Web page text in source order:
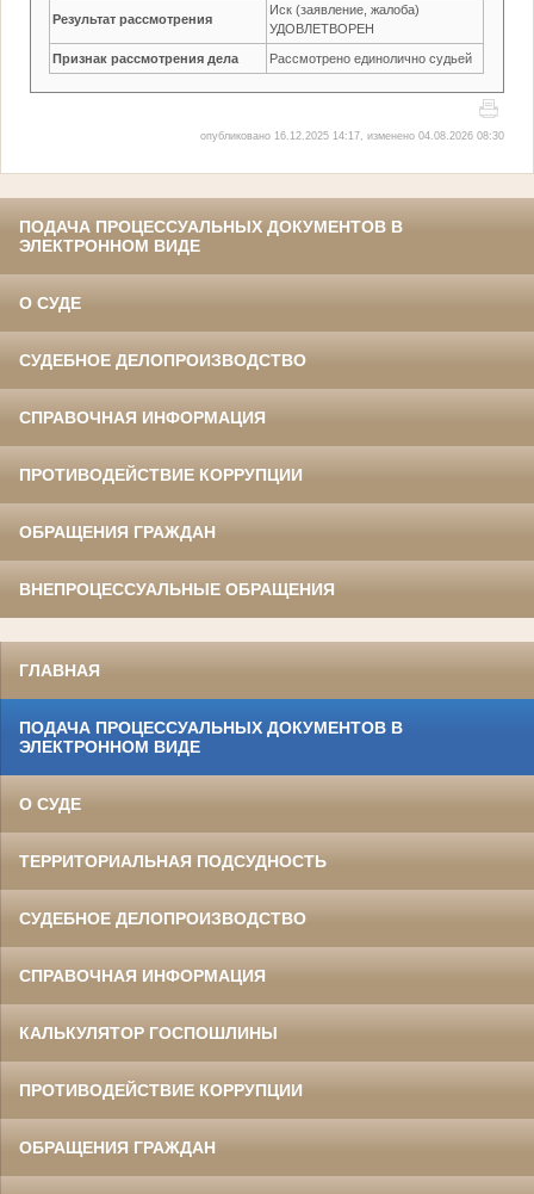
Результат рассмотрения
Иск (заявление, жалоба)
УДОВЛЕТВОРЕН
Признак рассмотрения дела Рассмотрено единолично судьей
опубликовано 16.12.2025 14:17, изменено 04.08.2026 08:30
ПОДАЧА ПРОЦЕССУАЛЬНЫХ ДОКУМЕНТОВ В
ЭЛЕКТРОННОМ ВИДЕ
О СУДЕ
СУДЕБНОЕ ДЕЛОПРОИЗВОДСТВО
СПРАВОЧНАЯ ИНФОРМАЦИЯ
ПРОТИВОДЕЙСТВИЕ КОРРУПЦИИ
ОБРАЩЕНИЯ ГРАЖДАН
ВНЕПРОЦЕССУАЛЬНЫЕ ОБРАЩЕНИЯ
ГЛАВНАЯ
ПОДАЧА ПРОЦЕССУАЛЬНЫХ ДОКУМЕНТОВ В
ЭЛЕКТРОННОМ ВИДЕ
О СУДЕ
ТЕРРИТОРИАЛЬНАЯ ПОДСУДНОСТЬ
СУДЕБНОЕ ДЕЛОПРОИЗВОДСТВО
СПРАВОЧНАЯ ИНФОРМАЦИЯ
КАЛЬКУЛЯТОР ГОСПОШЛИНЫ
ПРОТИВОДЕЙСТВИЕ КОРРУПЦИИ
ОБРАЩЕНИЯ ГРАЖДАН